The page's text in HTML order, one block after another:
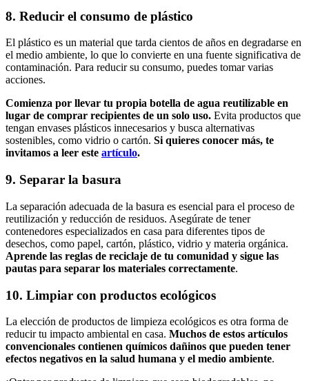
8. Reducir el consumo de plástico
El plástico es un material que tarda cientos de años en degradarse en
el medio ambiente, lo que lo convierte en una fuente significativa de
contaminación. Para reducir su consumo, puedes tomar varias
acciones.
Comienza por llevar tu propia botella de agua reutilizable en
lugar de comprar recipientes de un solo uso. Evita productos que
tengan envases plásticos innecesarios y busca alternativas
sostenibles, como vidrio o cartón. Si quieres conocer más, te
invitamos a leer este artículo.
9. Separar la basura
La separación adecuada de la basura es esencial para el proceso de
reutilización y reducción de residuos. Asegúrate de tener
contenedores especializados en casa para diferentes tipos de
desechos, como papel, cartón, plástico, vidrio y materia orgánica.
Aprende las reglas de reciclaje de tu comunidad y sigue las
pautas para separar los materiales correctamente.
10. Limpiar con productos ecológicos
La elección de productos de limpieza ecológicos es otra forma de
reducir tu impacto ambiental en casa. Muchos de estos artículos
convencionales contienen químicos dañinos que pueden tener
efectos negativos en la salud humana y el medio ambiente.